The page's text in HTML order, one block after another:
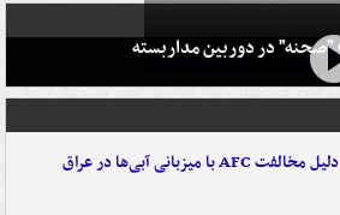
دلیل مخالفت AFC با میزبانی آبی‌ها در عراق